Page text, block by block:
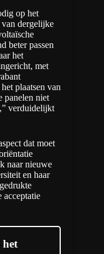
op het
dergelijke
beter passen
het
met
plaatsen van
panelen niet
verduidelijkt
dat moet
naar nieuwe
en haar
acceptatie
het